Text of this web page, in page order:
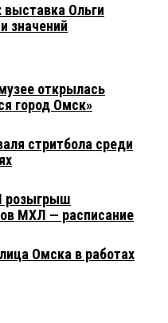
выставка Ольги
значений
открылась
город Омск»
стритбола среди
розыгрыш
МХЛ — расписание
Омска в работах